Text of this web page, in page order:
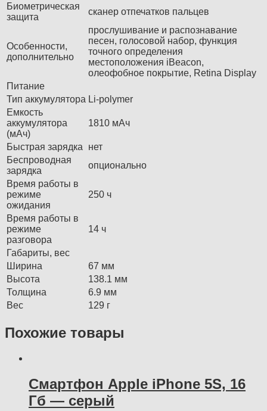
Биометрическая
защита
сканер отпечатков пальцев
Особенности,
дополнительно
прослушивание и распознавание
песен, голосовой набор, функция
точного определения
местоположения iBeacon,
олеофобное покрытие, Retina Display
Питание
Тип аккумулятора Li-polymer
Емкость
аккумулятора
(мАч)
1810 мАч
Быстрая зарядка
нет
Беспроводная
зарядка
опционально
Время работы в
режиме
ожидания
250 ч
Время работы в
режиме
разговора
14 ч
Габариты, вес
Ширина
67 мм
Высота
138.1 мм
Толщина
6.9 мм
Вес
129 г
Похожие товары
Смартфон Apple iPhone 5S, 16
Гб — серый